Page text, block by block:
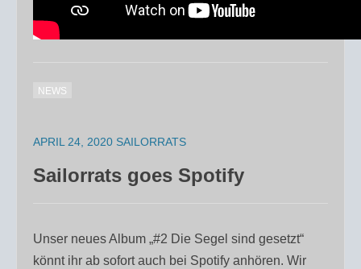
NEWS
APRIL 24, 2020 SAILORRATS
Sailorrats goes Spotify
Unser neues Album „#2 Die Segel sind gesetzt“
könnt ihr ab sofort auch bei Spotify anhören. Wir